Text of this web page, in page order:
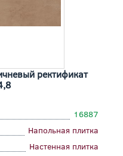
ректификат
16887
Напольная плитка
Настенная плитка